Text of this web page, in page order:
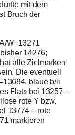
mit dem
Bruch der
W=13271
14276;
alle Zielmarken
Die eventuell
blaue b/ii
Flats bei 13257 –
rote Y bzw.
13774 – rote
markieren